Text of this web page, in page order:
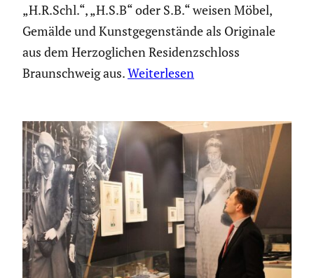
„H.R.Schl.“, „H.S.B“ oder S.B.“ weisen Möbel,
Gemälde und Kunstgegenstände als Originale
aus dem Herzoglichen Residenzschloss
Braunschweig aus.Weiterlesen